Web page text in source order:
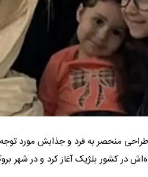
منحصر به فرد و جذابش مورد توجه
در کشور بلژیک آغاز کرد و در